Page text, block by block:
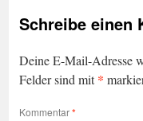
Schreibe einen
Deine E-Mail-Adresse
Felder sind mit*
Kommentar*